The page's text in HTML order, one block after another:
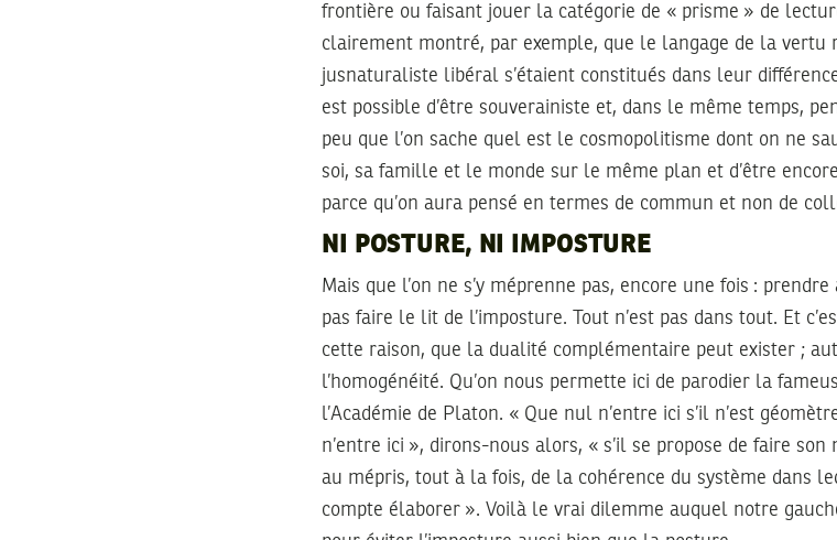
frontière ou faisant jouer la catégorie de « prisme » de
clairement montré, par exemple, que le langage de la vertu
jusnaturaliste libéral s’étaient constitués dans leur
est possible d’être souverainiste et, dans le même temps,
peu que l’on sache quel est le cosmopolitisme dont on ne
soi, sa famille et le monde sur le même plan et d’être
parce qu’on aura pensé en termes de commun et non de
NI POSTURE, NI IMPOSTURE
Mais que l’on ne s’y méprenne pas, encore une fois :
pas faire le lit de l’imposture. Tout n’est pas dans tout. Et
cette raison, que la dualité complémentaire peut exister ;
l’homogénéité. Qu’on nous permette ici de parodier la
l’Académie de Platon. « Que nul n’entre ici s’il n’est
n’entre ici », dirons-nous alors, « s’il se propose de faire
au mépris, tout à la fois, de la cohérence du système dans
compte élaborer ». Voilà le vrai dilemme auquel notre